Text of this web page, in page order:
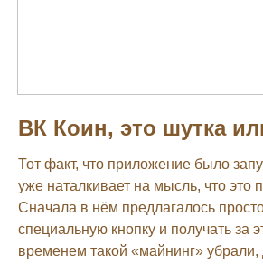
ВК Коин, это шутка
Тот факт, что приложение было
уже наталкивает на мысль, что это
Сначала в нём предлагалось
специальную кнопку и получать за
временем такой «майнинг»